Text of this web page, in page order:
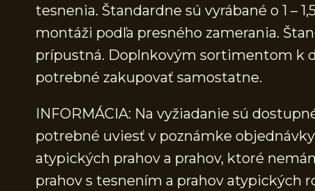
tesnenia. Štandardne sú vyrábané o 1 –
montáži podľa presného zamerania.
prípustná. Doplnkovým sortimentom k
potrebné zakupovať samostatne.
INFORMÁCIA: Na vyžiadanie sú
potrebné uviesť v poznámke
atypických prahov a prahov, ktoré
prahov s tesnením a prahov atypických